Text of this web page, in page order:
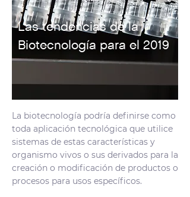
La biotecnología podría definirse como
toda aplicación tecnológica que utilice
sistemas de estas características y
organismo vivos o sus derivados para la
creación o modificación de productos o
procesos para usos específicos.
Las tendencias de la
Biotecnología para el 2019